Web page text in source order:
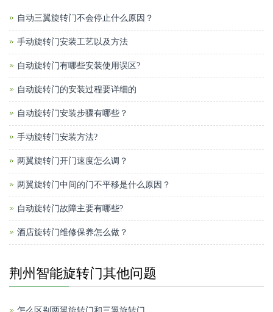
自动三翼旋转门不会停止什么原因？
手动旋转门安装工艺以及方法
自动旋转门有哪些安装使用误区?
自动旋转门的安装过程要详细的
自动旋转门安装步骤有哪些？
手动旋转门安装方法?
两翼旋转门开门速度怎么调？
两翼旋转门中间的门不平移是什么原因？
自动旋转门故障主要有哪些?
酒店旋转门维修保养怎么做？
荆州智能旋转门其他问题